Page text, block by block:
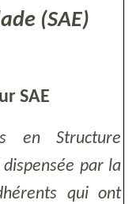
(SAE)
SAE
en Structure
dispensée par la
qui ont